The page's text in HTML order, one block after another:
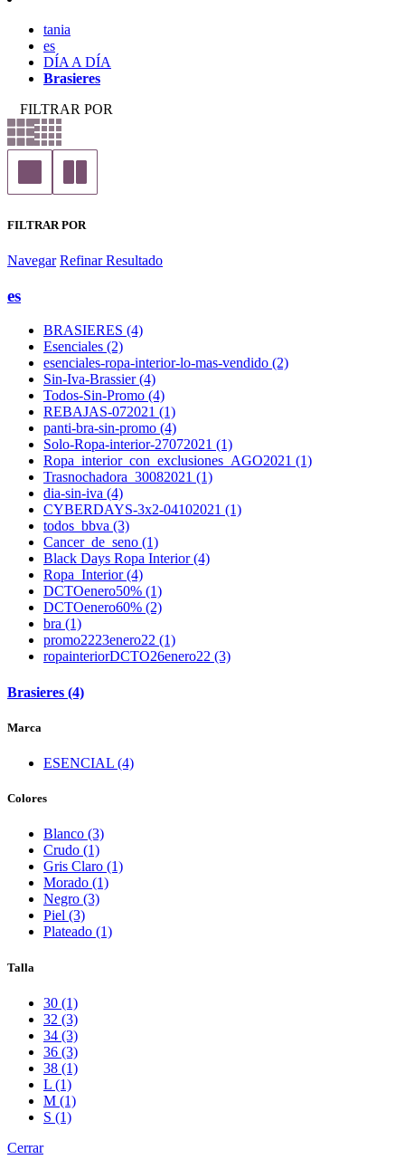
tania
es
DÍA A DÍA
Brasieres
FILTRAR POR
FILTRAR POR
Navegar Refinar Resultado
es
BRASIERES (4)
Esenciales (2)
esenciales-ropa-interior-lo-mas-vendido (2)
Sin-Iva-Brassier (4)
Todos-Sin-Promo (4)
REBAJAS-072021 (1)
panti-bra-sin-promo (4)
Solo-Ropa-interior-27072021 (1)
Ropa_interior_con_exclusiones_AGO2021 (1)
Trasnochadora_30082021 (1)
dia-sin-iva (4)
CYBERDAYS-3x2-04102021 (1)
todos_bbva (3)
Cancer_de_seno (1)
Black Days Ropa Interior (4)
Ropa_Interior (4)
DCTOenero50% (1)
DCTOenero60% (2)
bra (1)
promo2223enero22 (1)
ropainteriorDCTO26enero22 (3)
Brasieres (4)
Marca
ESENCIAL (4)
Colores
Blanco (3)
Crudo (1)
Gris Claro (1)
Morado (1)
Negro (3)
Piel (3)
Plateado (1)
Talla
30 (1)
32 (3)
34 (3)
36 (3)
38 (1)
L (1)
M (1)
S (1)
Cerrar